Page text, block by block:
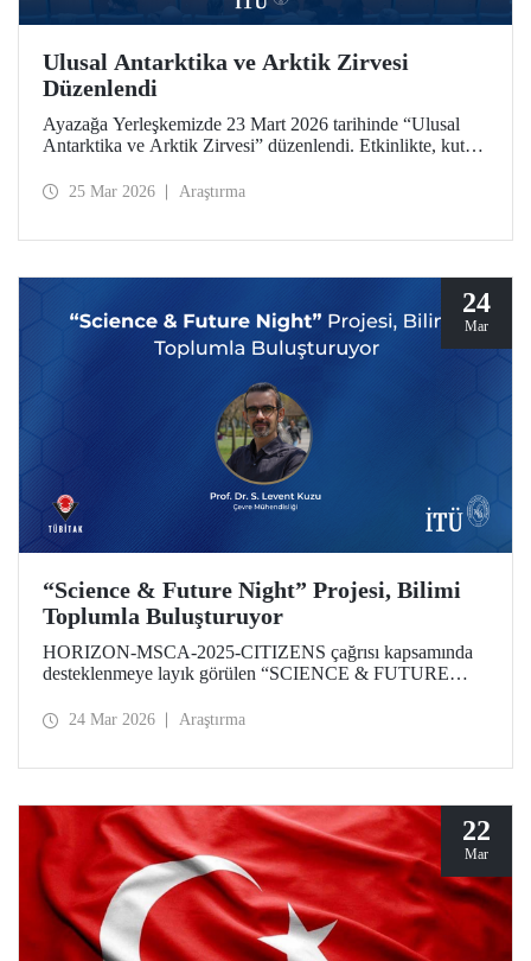
Ulusal Antarktika ve Arktik Zirvesi
Düzenlendi
Ayazağa Yerleşkemizde 23 Mart 2026 tarihinde “Ulusal
Antarktika ve Arktik Zirvesi” düzenlendi. Etkinlikte, kutup
gelişmeler, akademik çalışmalar ve endüstriyel uygulamalar
25 Mar 2026 Araştırma
24
Mar
“Science & Future Night” Projesi, Bilimi
Toplumla Buluşturuyor
HORIZON-MSCA-2025-CITIZENS çağrısı kapsamında
desteklenmeye layık görülen “SCIENCE & FUTURE
akademisyenimiz Prof. Dr. Levent Kuzu yürütücülüğünde
ve araştırma kültürünün şehir yaşamı ile entegrasyonunu
hedefliyor.
24 Mar 2026 Araştırma
22
Mar